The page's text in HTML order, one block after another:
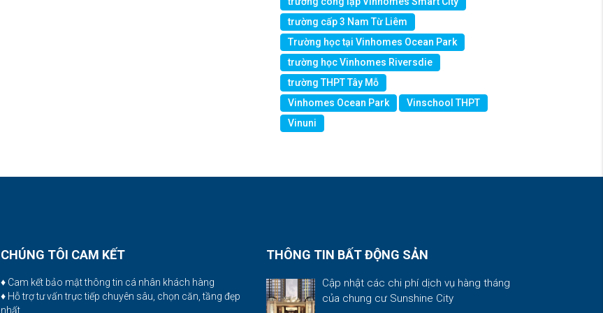
trường cấp 3 Nam Từ Liêm
Trường học tại Vinhomes Ocean Park
trường học Vinhomes Riversdie
trường THPT Tây Mỗ
Vinhomes Ocean Park
Vinschool THPT
Vinuni
CHÚNG TÔI CAM KẾT
♦ Cam kết bảo mật thông tin cá nhân khách hàng
♦ Hỗ trợ tư vấn trực tiếp chuyên sâu, chọn căn, tầng đẹp
nhất
THÔNG TIN BẤT ĐỘNG SẢN
Cập nhật các chi phí dịch vụ hàng tháng
của chung cư Sunshine City